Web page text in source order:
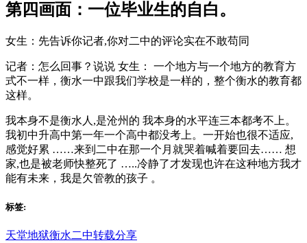
第四画面：一位毕业生的自白。
女生：先告诉你记者,你对二中的评论实在不敢苟同
记者：怎么回事？说说 女生： 一个地方与一个地方的教育方
式不一样，衡水一中跟我们学校是一样的，整个衡水的教育都
这样。
我本身不是衡水人,是沧州的 我本身的水平连三本都考不上。
我初中升高中第一年一个高中都没考上。一开始也很不适应,
感觉好累 ……来到二中在那一个月就哭着喊着要回去…… 想
家,也是被老师快整死了 …..冷静了才发现也许在这种地方我才
能有未来，我是欠管教的孩子 。
标签:
天堂地狱衡水二中转载分享